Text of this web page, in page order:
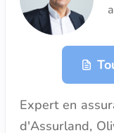
Expert en
d'Assurland,